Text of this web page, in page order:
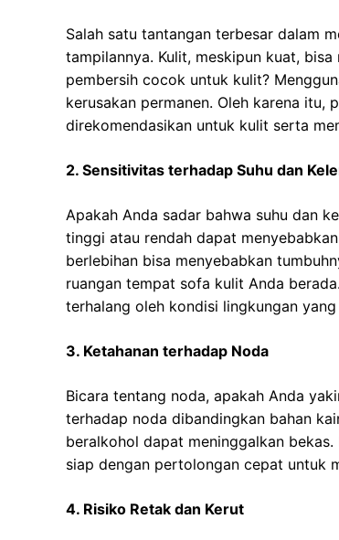
Salah satu tantangan terbesar dalam
tampilannya. Kulit, meskipun kuat,
pembersih cocok untuk kulit?
kerusakan permanen. Oleh karena
direkomendasikan untuk kulit serta
2. Sensitivitas terhadap Suhu dan
Apakah Anda sadar bahwa suhu dan
tinggi atau rendah dapat
berlebihan bisa menyebabkan
ruangan tempat sofa kulit Anda
terhalang oleh kondisi lingkungan
3. Ketahanan terhadap Noda
Bicara tentang noda, apakah Anda
terhadap noda dibandingkan bahan
beralkohol dapat meninggalkan
siap dengan pertolongan cepat untuk
4. Risiko Retak dan Kerut